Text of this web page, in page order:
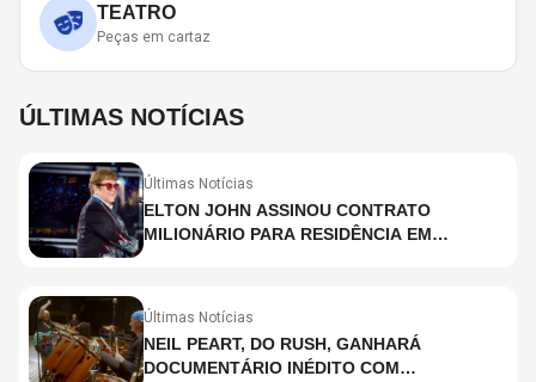
TEATRO
Peças em cartaz
ÚLTIMAS NOTÍCIAS
Últimas Notícias
ELTON JOHN ASSINOU CONTRATO
MILIONÁRIO PARA RESIDÊNCIA EM
Últimas Notícias
NEIL PEART, DO RUSH, GANHARÁ
DOCUMENTÁRIO INÉDITO COM